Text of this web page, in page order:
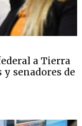
a Tierra
y senadores de